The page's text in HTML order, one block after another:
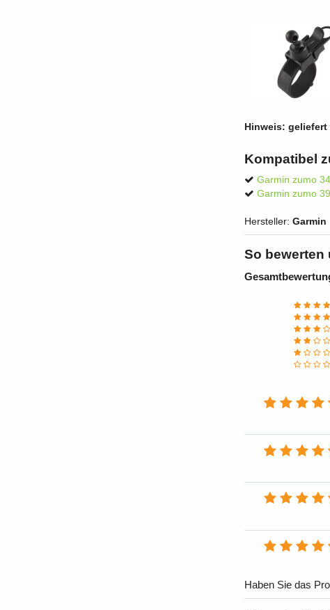
Hinweis:
Kompatibel
Garmin zumo
Garmin zumo
Hersteller: Garmin
So bewerten
Haben Sie das